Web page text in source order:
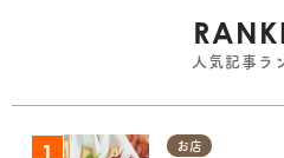
人気記事ラ
お店